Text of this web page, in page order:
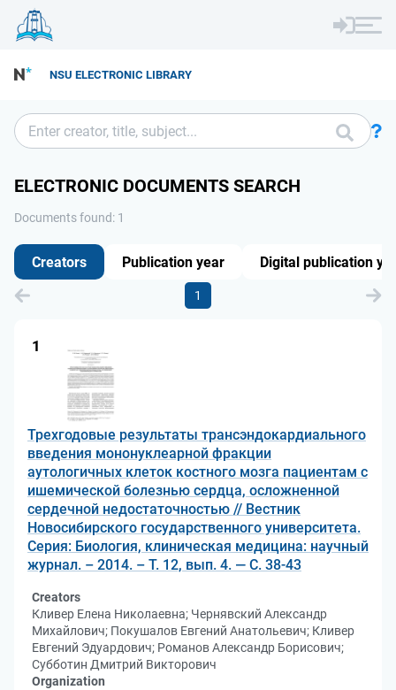
NSU ELECTRONIC LIBRARY
ELECTRONIC DOCUMENTS SEARCH
Documents found: 1
1
1
Трехгодовые результаты трансэндокардиального
введения мононуклеарной фракции
аутологичных клеток костного мозга пациентам с
ишемической болезнью сердца, осложненной
сердечной недостаточностью // Вестник
Новосибирского государственного университета.
Серия: Биология, клиническая медицина: научный
журнал. – 2014. – Т. 12, вып. 4. — С. 38-43
Creators
Кливер Елена Николаевна; Чернявский Александр
Михайлович; Покушалов Евгений Анатольевич; Кливер
Евгений Эдуардович; Романов Александр Борисович;
Субботин Дмитрий Викторович
Organization
Creators Publication year Digital publication